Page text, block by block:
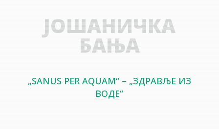
ЈОШАНИЧКА
БАЊА
„SANUS PER AQUAM“ – „ЗДРАВЉЕ ИЗ
ВОДЕ“